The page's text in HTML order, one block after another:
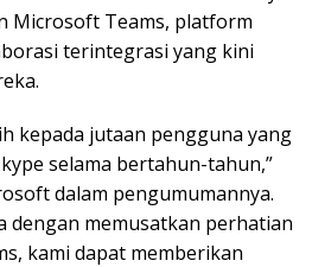
Microsoft Teams, platform
terintegrasi yang kini
kepada jutaan pengguna yang
selama bertahun-tahun,”
dalam pengumumannya.
dengan memusatkan perhatian
kami dapat memberikan